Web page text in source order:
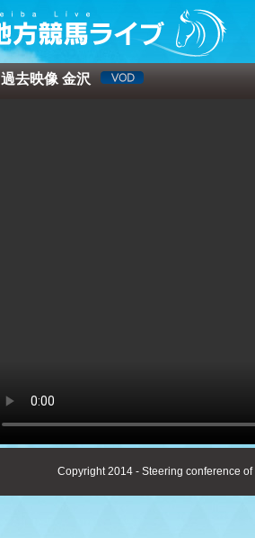
過去映像 金沢
Copyright 2014 - Steering conference